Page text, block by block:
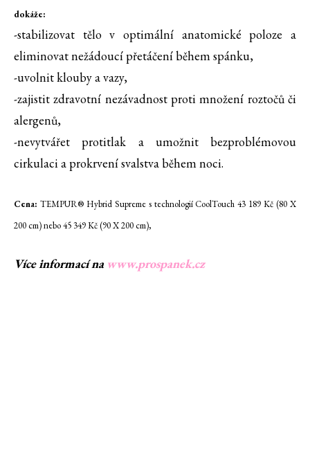
dokáže:
-stabilizovat tělo v optimální anatomické poloze a
eliminovat nežádoucí přetáčení během spánku,
-uvolnit klouby a vazy,
-zajistit zdravotní nezávadnost proti množení roztočů či
alergenů,
-nevytvářet protitlak a umožnit bezproblémovou
cirkulaci a prokrvení svalstva během noci.
Cena: TEMPUR® Hybrid Supreme s technologií CoolTouch 43 189 Kč (80 X
200 cm) nebo 45 349 Kč (90 X 200 cm),
Více informací na www.prospanek.cz